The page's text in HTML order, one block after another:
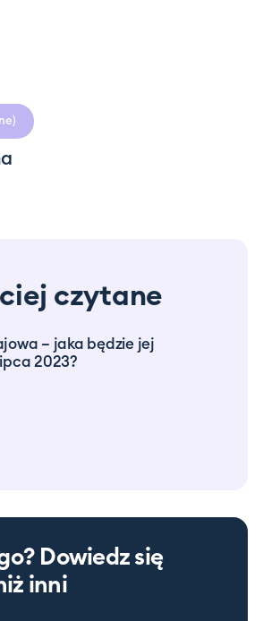
czytane
– jaka będzie jej
2023?
Dowiedz się
inni